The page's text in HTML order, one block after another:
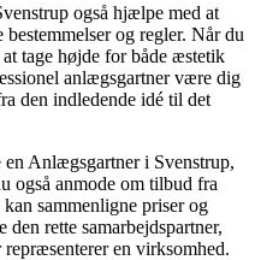
også hjælpe med at
og regler. Når du
tage højde for både æstetik
anlægsgartner være dig
den indledende idé til det
Anlægsgartner i Svenstrup,
også anmode om tilbud fra
sammenligne priser og
den rette samarbejdspartner,
en virksomhed.